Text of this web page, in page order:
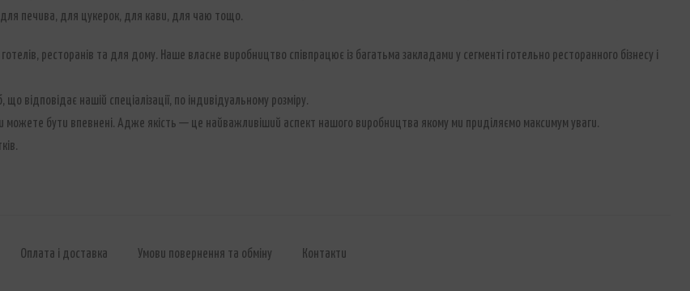
печива, для цукерок, для кави, для чаю тощо.
ресторанів та для дому. Наше власне виробництво співпрацює із багатьма закладами у сегменті готельно ресторанного бізнесу і
нашій спеціалізації, по індивідуальному розміру.
можете бути впевнені. Адже якість — це найважливіший аспект нашого виробництва якому ми приділяємо максимум уваги.
Оплата і доставка Умови повернення та обміну Контакти